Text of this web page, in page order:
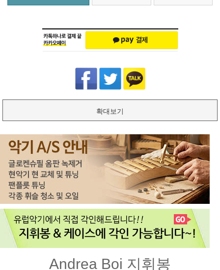
확대보기
Andrea Boi 지휘봉